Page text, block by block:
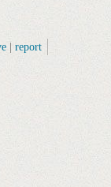
|report